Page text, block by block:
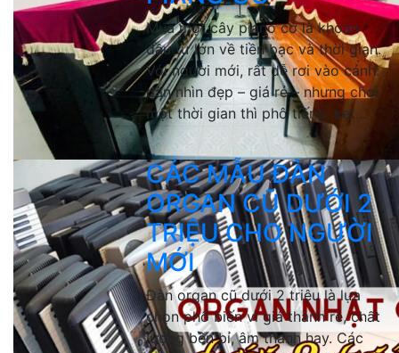
Mua một cây piano cơ là khoản
đầu tư lớn về tiền bạc và thời gian.
Với người mới, rất dễ rơi vào cảnh:
đàn nhìn đẹp – giá rẻ – nhưng chơi
một thời gian thì phô tiếng, kẹt...
CÁC MẪU ĐÀN
ORGAN CŨ DƯỚI 2
TRIỆU CHO NGƯỜI
MỚI
Đàn organ cũ dưới 2 triệu là lựa
chọn phổ biến vì giá thành rẻ, chất
lượng bền bỉ, âm thanh hay. Các